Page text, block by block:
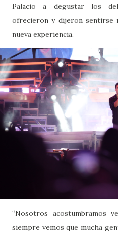
Palacio a degustar los
ofrecieron y dijeron sentirse
nueva experiencia.
“Nosotros acostumbramos
siempre vemos que mucha